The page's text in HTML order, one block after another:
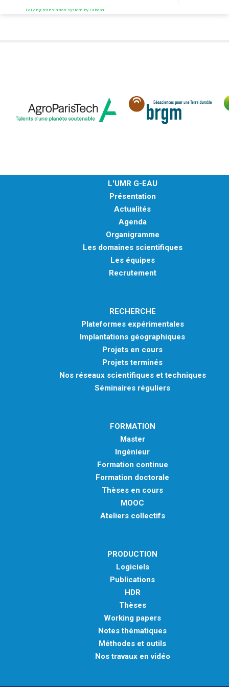
by
FaLang translation system by Faboba
L'UMR G-EAU
Présentation
Actualités
Agenda
Organigramme
Les domaines scientifiques
Les équipes
Recrutement
RECHERCHE
Plateformes expérimentales
Implantations géographiques
Projets en cours
Projets terminés
Nos réseaux scientifiques et techniques
Séminaires réguliers
FORMATION
Master
Ingénieur
Formation continue
Formation doctorale
Thèses en cours
MOOC
Ateliers collectifs
PRODUCTION
Logiciels
Publications
HDR
Thèses
Working papers
Notes thématiques
Méthodes et outils
Nos travaux en vidéo